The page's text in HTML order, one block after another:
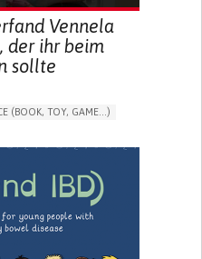
Vennela
der ihr beim
sollte
(BOOK, TOY, GAME...)
UNITED STATES